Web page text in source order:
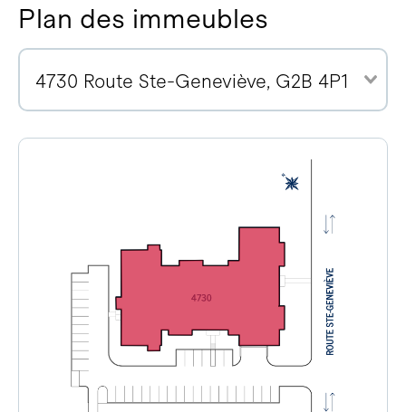
Plan des immeubles
4730 Route Ste-Geneviève, G2B 4P1